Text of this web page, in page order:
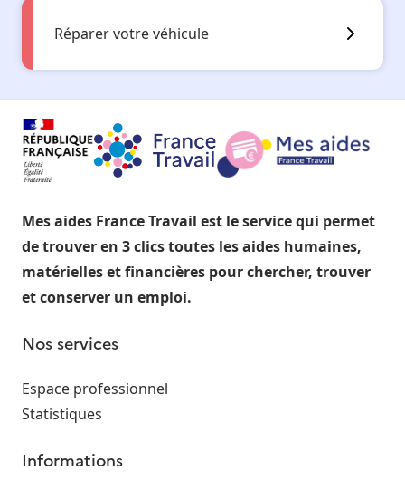
Réparer votre véhicule
Mes aides France Travail est le service qui permet
de trouver en 3 clics toutes les aides humaines,
matérielles et financières pour chercher, trouver
et conserver un emploi.
Nos services
Espace professionnel
Statistiques
Informations